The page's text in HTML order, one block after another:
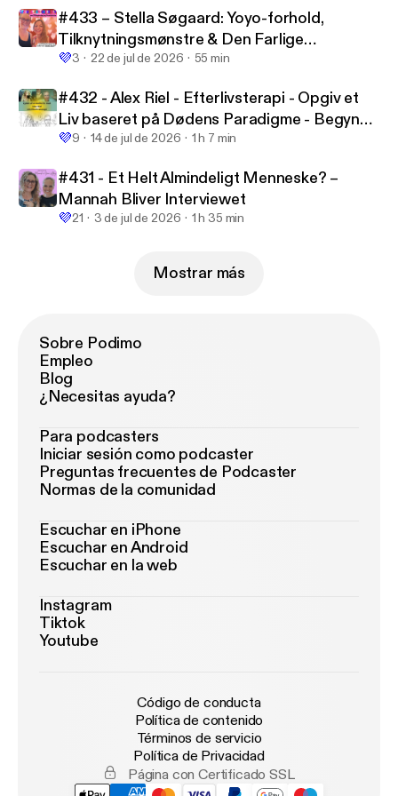
#433 – Stella Søgaard: Yoyo-forhold,
Tilknytningsmønstre & Den Farlige
Forelskelse
💜3 22 de jul de 2026 55 min
#432 - Alex Riel - Efterlivsterapi - Opgiv et
Liv baseret på Dødens Paradigme - Begynd
at Leve efter dit Kosmiske Formål
💜9 14 de jul de 2026 1 h 7 min
#431 - Et Helt Almindeligt Menneske? –
Mannah Bliver Interviewet
💜21 3 de jul de 2026 1 h 35 min
Mostrar más
Sobre Podimo
Empleo
Blog
¿Necesitas ayuda?
Para podcasters
Iniciar sesión como podcaster
Preguntas frecuentes de Podcaster
Normas de la comunidad
Escuchar en iPhone
Escuchar en Android
Escuchar en la web
Instagram
Tiktok
Youtube
Código de conducta
Política de contenido
Términos de servicio
Política de Privacidad
Página con Certificado SSL